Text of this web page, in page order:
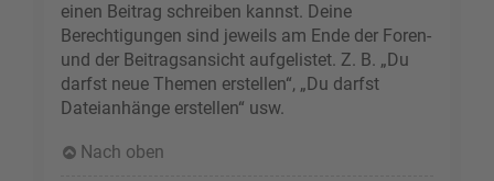
einen Beitrag schreiben kannst. Deine
Berechtigungen sind jeweils am Ende der Foren-
und der Beitragsansicht aufgelistet. Z. B. „Du
darfst neue Themen erstellen“, „Du darfst
Dateianhänge erstellen“ usw.
Nach oben